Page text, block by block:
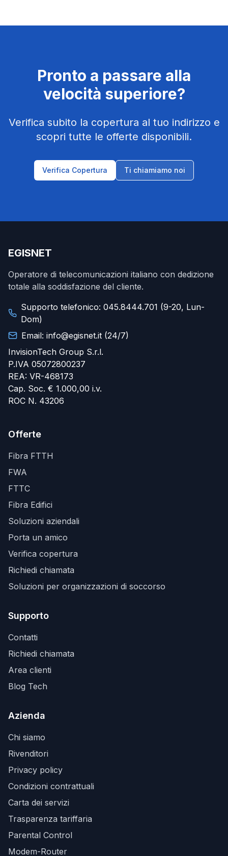
Pronto a passare alla
velocità superiore?
Verifica subito la copertura al tuo indirizzo e
scopri tutte le offerte disponibili.
Verifica Copertura Ti chiamiamo noi
EGISNET
Operatore di telecomunicazioni italiano con dedizione
totale alla soddisfazione del cliente.
Supporto telefonico: 045.8444.701 (9-20, Lun-
Dom)
Email: info@egisnet.it (24/7)
InvisionTech Group S.r.l.
P.IVA 05072800237
REA: VR-468173
Cap. Soc. € 1.000,00 i.v.
ROC N. 43206
Offerte
Fibra FTTH
FWA
FTTC
Fibra Edifici
Soluzioni aziendali
Porta un amico
Verifica copertura
Richiedi chiamata
Soluzioni per organizzazioni di soccorso
Supporto
Contatti
Richiedi chiamata
Area clienti
Blog Tech
Azienda
Chi siamo
Rivenditori
Privacy policy
Condizioni contrattuali
Carta dei servizi
Trasparenza tariffaria
Parental Control
Modem-Router